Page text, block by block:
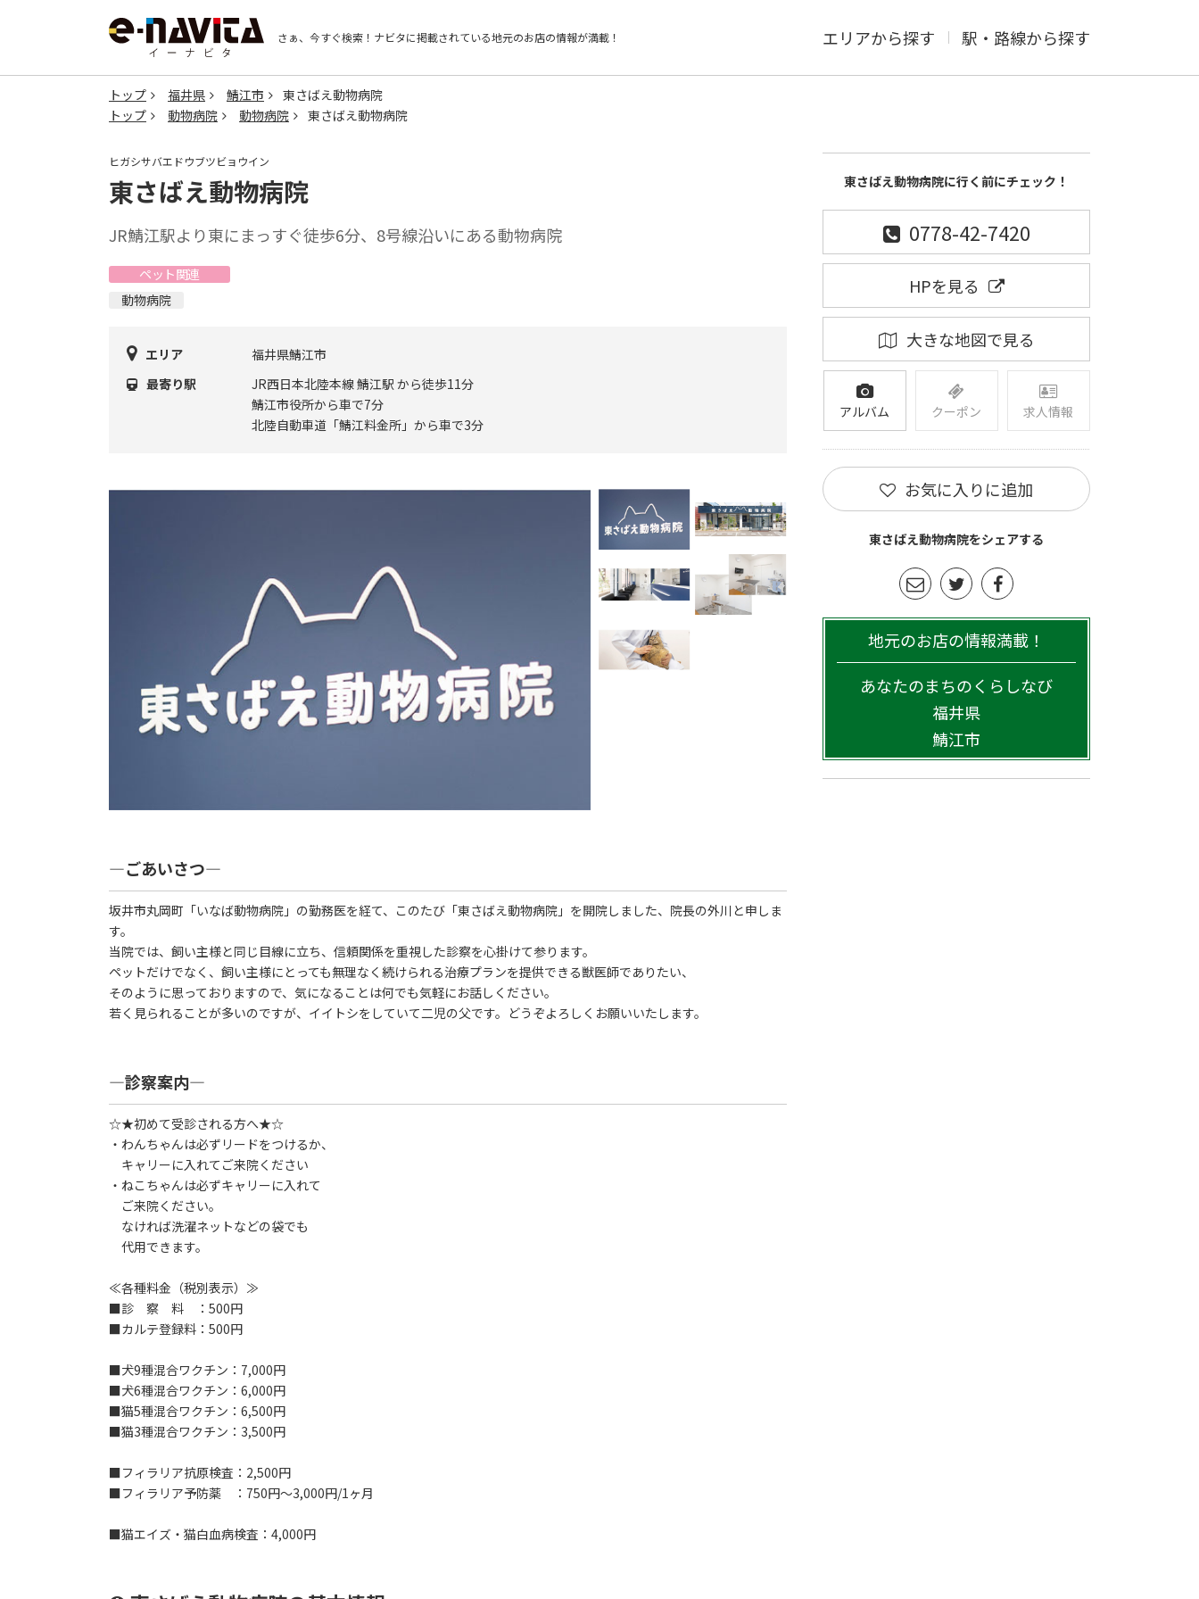
さぁ、今すぐ検索！ ナビタに掲載されている地元のお店の情報が満載！ エリアから探す 駅・路線から探す
トップ 福井県 鯖江市
東さばえ動物病院
トップ
動物病院 動物病院 東さばえ動物病院
ヒガシサバエドウブツビョウイン
東さばえ動物病院
JR鯖江駅より東にまっすぐ徒歩6分、8号線沿いにある動物病院
ペット関連
動物病院
エリア
福井県鯖江市
最寄り駅
JR西日本北陸本線 鯖江駅 から徒歩11分
鯖江市役所から車で7分
北陸自動車道「鯖江料金所」から車で3分
―ごあいさつ―
坂井市丸岡町「いなば動物病院」の勤務医を経て、このたび「東さばえ動物病院」を開院しました、院長の外川と申しま
す。
当院では、飼い主様と同じ目線に立ち、信頼関係を重視した診察を心掛けて参ります。
ペットだけでなく、飼い主様にとっても無理なく続けられる治療プランを提供できる獣医師でありたい、
そのように思っておりますので、気になることは何でも気軽にお話しください。
若く見られることが多いのですが、イイトシをしていて二児の父です。どうぞよろしくお願いいたします。
―診察案内―
☆★初めて受診される方へ★☆
・わんちゃんは必ずリードをつけるか、
キャリーに入れてご来院ください
・ねこちゃんは必ずキャリーに入れて
ご来院ください。
なければ洗濯ネットなどの袋でも
代用できます。
≪各種料金（税別表示）≫
■診 察 料 ：500円
■カルテ登録料：500円
■犬9種混合ワクチン：7,000円
■犬6種混合ワクチン：6,000円
■猫5種混合ワクチン：6,500円
■猫3種混合ワクチン：3,500円
■フィラリア抗原検査：2,500円
■フィラリア予防薬 ：750円～3,000円/1ヶ月
■猫エイズ・猫白血病検査：4,000円
東さばえ動物病院に行く前にチェック！
0778-42-7420
HPを見る
大きな地図で見る
アルバム クーポン 求人情報
お気に入りに追加
東さばえ動物病院をシェアする
地元のお店の情報満載！
あなたのまちのくらしなび
福井県
鯖江市